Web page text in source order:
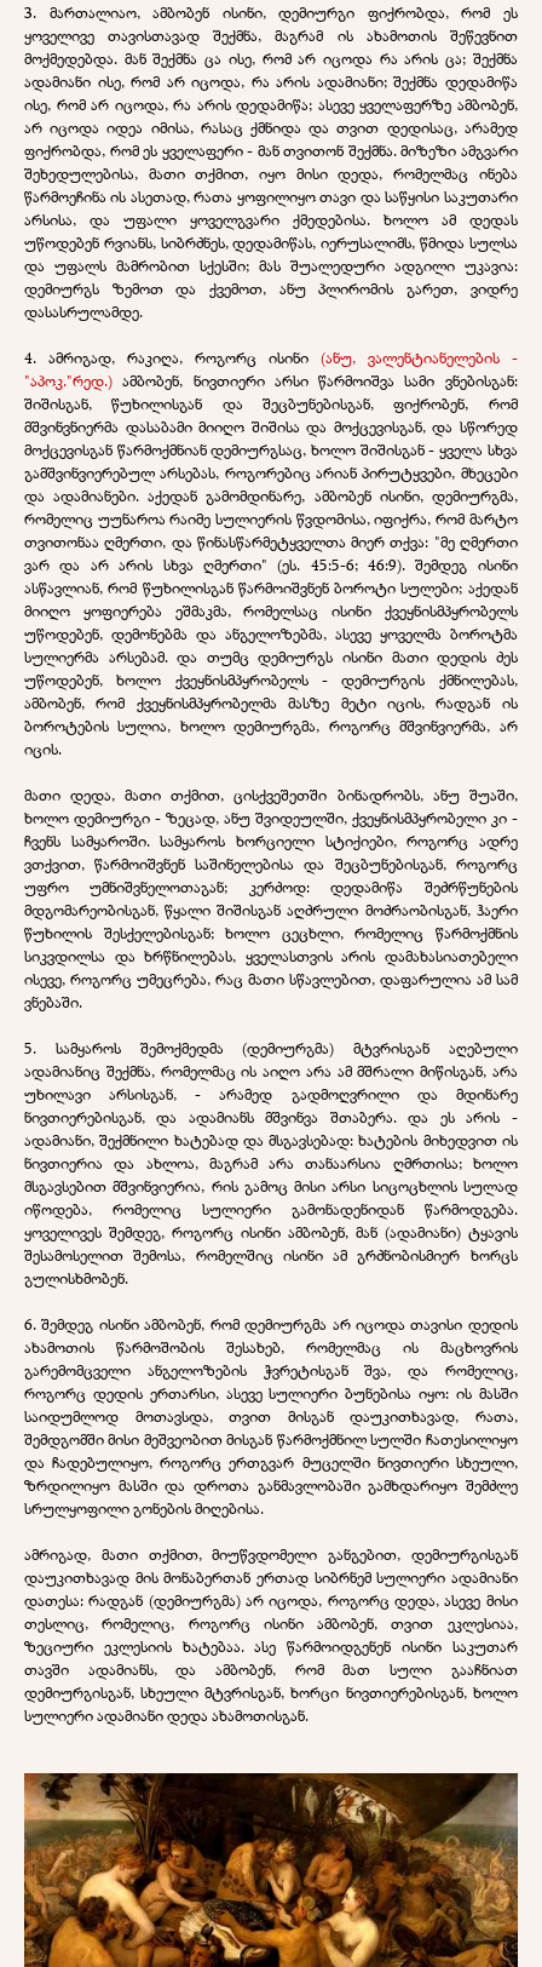
3. მართალიაო, ამბობენ ისინი, დემიურგი ფიქრობდა, რომ ეს
ყოველივე თავისთავად შექმნა, მაგრამ ის ახამოთის შეწევნით
მოქმედებდა. მან შექმნა ცა ისე, რომ არ იცოდა რა არის ცა; შექმნა
ადამიანი ისე, რომ არ იცოდა, რა არის ადამიანი; შექმნა დედამიწა
ისე, რომ არ იცოდა, რა არის დედამიწა; ასევე ყველაფერზე ამბობენ,
არ იცოდა იდეა იმისა, რასაც ქმნიდა და თვით დედისაც, არამედ
ფიქრობდა, რომ ეს ყველაფერი - მან თვითონ შექმნა. მიზეზი ამგვარი
შეხედულებისა, მათი თქმით, იყო მისი დედა, რომელმაც ინება
წარმოეჩინა ის ასეთად, რათა ყოფილიყო თავი და საწყისი საკუთარი
არსისა, და უფალი ყოველგვარი ქმედებისა. ხოლო ამ დედას
უწოდებენ რვიანს, სიბრძნეს, დედამიწას, იერუსალიმს, წმიდა სულსა
და უფალს მამრობით სქესში; მას შუალედური ადგილი უკავია:
დემიურგს ზემოთ და ქვემოთ, ანუ პლირომის გარეთ, ვიდრე
დასასრულამდე.
4. ამრიგად, რაკიღა, როგორც ისინი (ანუ, ვალენტიანელების -
"აპოკ."რედ.) ამბობენ, ნივთიერი არსი წარმოიშვა სამი ვნებისგან:
შიშისგან, წუხილისგან და შეცბუნებისგან, ფიქრობენ, რომ
მშვინვნიერმა დასაბამი მიიღო შიშისა და მოქცევისგან, და სწორედ
მოქცევისგან წარმოქმნიან დემიურგსაც, ხოლო შიშისგან - ყველა სხვა
გამშვინვიერებულ არსებას, როგორებიც არიან პირუტყვები, მხეცები
და ადამიანები. აქედან გამომდინარე, ამბობენ ისინი, დემიურგმა,
რომელიც უუნაროა რაიმე სულიერის წვდომისა, იფიქრა, რომ მარტო
თვითონაა ღმერთი, და წინასწარმეტყველთა მიერ თქვა: "მე ღმერთი
ვარ და არ არის სხვა ღმერთი" (ეს. 45:5-6; 46:9). შემდეგ ისინი
ასწავლიან, რომ წუხილისგან წარმოიშვნენ ბოროტი სულები; აქედან
მიიღო ყოფიერება ეშმაკმა, რომელსაც ისინი ქვეყნისმპყრობელს
უწოდებენ, დემონებმა და ანგელოზებმა, ასევე ყოველმა ბოროტმა
სულიერმა არსებამ. და თუმც დემიურგს ისინი მათი დედის ძეს
უწოდებენ, ხოლო ქვეყნისმპყრობელს - დემიურგის ქმნილებას,
ამბობენ, რომ ქვეყნისმპყრობელმა მასზე მეტი იცის, რადგან ის
ბოროტების სულია, ხოლო დემიურგმა, როგორც მშვინვიერმა, არ
იცის.
მათი დედა, მათი თქმით, ცისქვეშეთში ბინადრობს, ანუ შუაში,
ხოლო დემიურგი - ზეცად, ანუ შვიდეულში, ქვეყნისმპყრობელი კი -
ჩვენს სამყაროში. სამყაროს ხორციელი სტიქიები, როგორც ადრე
ვთქვით, წარმოიშვნენ საშინელებისა და შეცბუნებისგან, როგორც
უფრო უმნიშვნელოთაგან; კერძოდ: დედამიწა შეძრწუნების
მდგომარეობისგან, წყალი შიშისგან აღძრული მოძრაობისგან, ჰაერი
წუხილის შესქელებისგან; ხოლო ცეცხლი, რომელიც წარმოქმნის
სიკვდილსა და ხრწნილებას, ყველასთვის არის დამახასიათებელი
ისევე, როგორც უმეცრება, რაც მათი სწავლებით, დაფარულია ამ სამ
ვნებაში.
5. სამყაროს შემოქმედმა (დემიურგმა) მტვრისგან აღებული
ადამიანიც შექმნა, რომელმაც ის აიღო არა ამ მშრალი მიწისგან, არა
უხილავი არსისგან, - არამედ გადმოღვრილი და მდინარე
ნივთიერებისგან, და ადამიანს მშვინვა შთაბერა. და ეს არის -
ადამიანი, შექმნილი ხატებად და მსგავსებად: ხატების მიხედვით ის
ნივთიერია და ახლოა, მაგრამ არა თანაარსია ღმრთისა; ხოლო
მსგავსებით მშვინვიერია, რის გამოც მისი არსი სიცოცხლის სულად
იწოდება, რომელიც სულიერი გამონადენიდან წარმოდგება.
ყოველივეს შემდეგ, როგორც ისინი ამბობენ, მან (ადამიანი) ტყავის
შესამოსელით შემოსა, რომელშიც ისინი ამ გრძნობისმიერ ხორცს
გულისხმობენ.
6. შემდეგ ისინი ამბობენ, რომ დემიურგმა არ იცოდა თავისი დედის
ახამოთის წარმოშობის შესახებ, რომელმაც ის მაცხოვრის
გარემომცველი ანგელოზების ჭვრეტისგან შვა, და რომელიც,
როგორც დედის ერთარსი, ასევე სულიერი ბუნებისა იყო: ის მასში
საიდუმლოდ მოთავსდა, თვით მისგან დაუკითხავად, რათა,
შემდგომში მისი მეშვეობით მისგან წარმოქმნილ სულში ჩათესილიყო
და ჩადებულიყო, როგორც ერთგვარ მუცელში ნივთიერი სხეული,
ზრდილიყო მასში და დროთა განმავლობაში გამხდარიყო შემძლე
სრულყოფილი გონების მიღებისა.
ამრიგად, მათი თქმით, მიუწვდომელი განგებით, დემიურგისგან
დაუკითხავად მის მონაბერთან ერთად სიბრნემ სულიერი ადამიანი
დათესა: რადგან (დემიურგმა) არ იცოდა, როგორც დედა, ასევე მისი
თესლიც, რომელიც, როგორც ისინი ამბობენ, თვით ეკლესიაა,
ზეციური ეკლესიის ხატებაა. ასე წარმოიდგენენ ისინი საკუთარ
თავში ადამიანს, და ამბობენ, რომ მათ სული გააჩნიათ
დემიურგისგან, სხეული მტვრისგან, ხორცი ნივთიერებისგან, ხოლო
სულიერი ადამიანი დედა ახამოთისგან.